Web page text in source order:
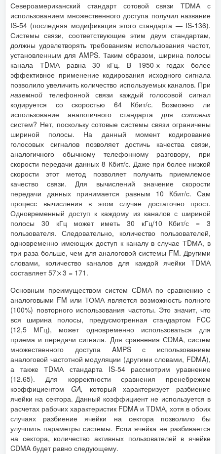
Североамериканский стандарт сотовой связи ТDМА с
использованием множественного доступа получил название
IS-54 (последняя модификация этого стандарта — IS-136).
Системы связи, соответствующие этим двум стандартам,
должны удовлетворять требованиям использования частот,
установленным для AMPS. Таким образом, ширина полосы
канала ТDМА равна 30 кГц. В 1950-х годах более
эффективное применение кодирования исходного сигнала
позволило увеличить количество используемых каналов. При
наземной телефонной связи каждый голосовой сигнал
кодируется со скоростью 64 Кбит/с. Возможно ли
использование аналогичного стандарта для сотовых
систем? Нет, поскольку сотовые системы связи ограничены
шириной полосы. На данный момент кодирование
голосовых сигналов позволяет достичь качества связи,
аналогичного обычному телефонному разговору, при
скорости передачи данных 8 Кбит/с. Даже при более низкой
скорости этот метод позволяет получить приемлемое
качество связи. Для вычислений значение скорости
передачи данных принимается равным 10 Кбит/с. Сам
процесс вычисления в этом случае достаточно прост.
Одновременный доступ к каждому из каналов с шириной
полосы 30 кГц может иметь 30 кГц/10 Кбит/с = 3
пользователя. Следовательно, количество пользователей,
одновременно имеющих доступ к каналу в случае ТDМА, в
три раза больше, чем для аналоговой системы FM. Другими
словами, количество каналов для каждой ячейки ТDМА
составляет 57
3 = 171.
Основным преимуществом систем СDМА по сравнению с
аналоговыми FM или ТОМА является возможность полного
(100%) повторного использования частоты. Это значит, что
вся ширина полосы, предусмотренная стандартом FCC
(12,5 МГц), может одновременно использоваться для
приема и передачи сигнала. Для сравнения СDМА, систем
множественного доступа AMPS с использованием
аналоговой частотной модуляции (другими словами, FDMA),
а также ТDМА стандарта IS-54 рассмотрим уравнение
(12.65). Для корректности сравнения пренебрежем
коэффициентом GA, который характеризует разбиение
ячейки на сектора. Данный коэффициент не используется в
расчетах рабочих характеристик FDMA и ТDМА, хотя в обоих
случаях разбиение ячейки на сектора позволило бы
улучшить параметры системы. Если ячейка не разбивается
на сектора, количество активных пользователей в ячейке
CDMA будет равно следующему.